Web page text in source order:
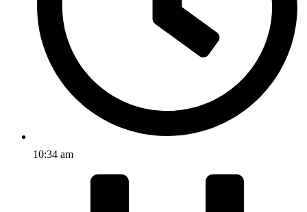
10:34 am